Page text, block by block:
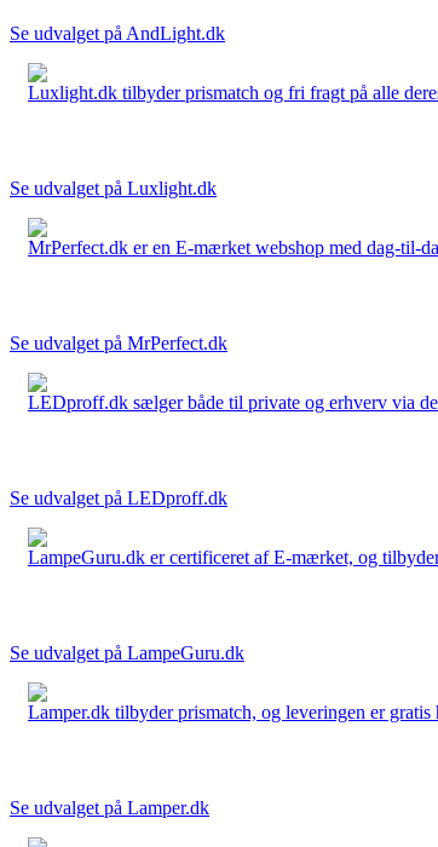
Se udvalget på AndLight.dk
Luxlight.dk tilbyder prismatch og fri fragt på alle
Se udvalget på Luxlight.dk
MrPerfect.dk er en E-mærket webshop med dag-til-
Se udvalget på MrPerfect.dk
LEDproff.dk sælger både til private og erhverv via
Se udvalget på LEDproff.dk
LampeGuru.dk er certificeret af E-mærket, og
Se udvalget på LampeGuru.dk
Lamper.dk tilbyder prismatch, og leveringen er
Se udvalget på Lamper.dk